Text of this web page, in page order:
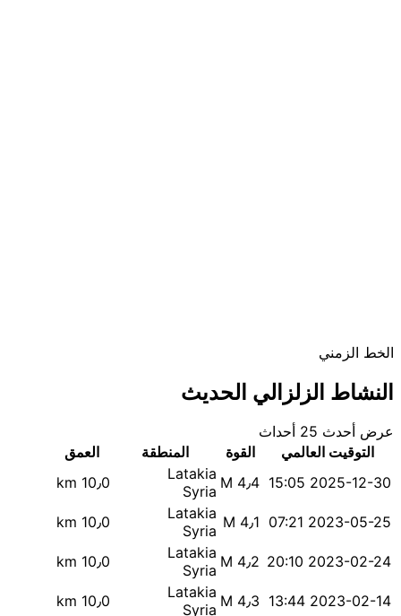
الخط الزمني
النشاط الزلزالي الحديث
عرض أحدث 25 أحداث
التوقيت العالمي
القوة المنطقة
العمق
2025-12-30 15:05
M 4٫4 Latakia
Syria
10٫0 km
2023-05-25 07:21 M 4٫1 Latakia
Syria
10٫0 km
2023-02-24 20:10 M 4٫2 Latakia
Syria
10٫0 km
2023-02-14 13:44 M 4٫3 Latakia
Syria
10٫0 km